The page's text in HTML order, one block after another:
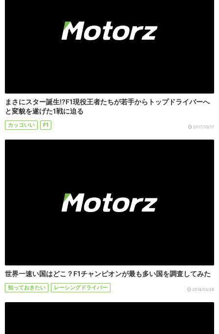
まさにスター誕生!?F1現役王者たちが若手からトップドライバーへ
と変貌を遂げた1戦に迫る
カッコいい F1 2017/10/17
世界一速い国はどこ？F1チャンピオンが最も多い国を調査してみた
知っておきたい レーシングドライバー 2018/03/28